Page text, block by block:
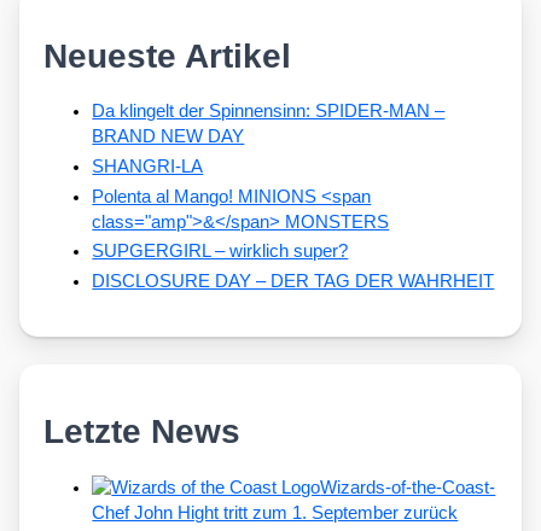
Neueste Artikel
Da klingelt der Spinnensinn: SPIDER-MAN –
BRAND NEW DAY
SHANGRI-LA
Polenta al Mango! MINIONS <span
class="amp">&</span> MONSTERS
SUPGERGIRL – wirklich super?
DISCLOSURE DAY – DER TAG DER WAHRHEIT
Letzte News
Wizards-of-the-Coast-
Chef John Hight tritt zum 1. September zurück